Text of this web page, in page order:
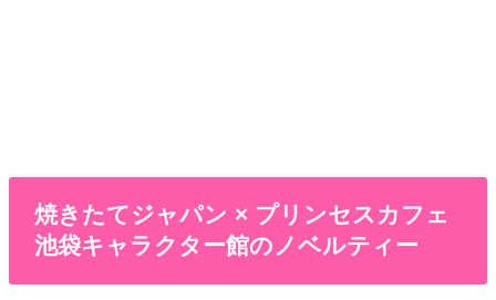
焼きたてジャパン × プリンセスカフェ
池袋キャラクター館のノベルティー